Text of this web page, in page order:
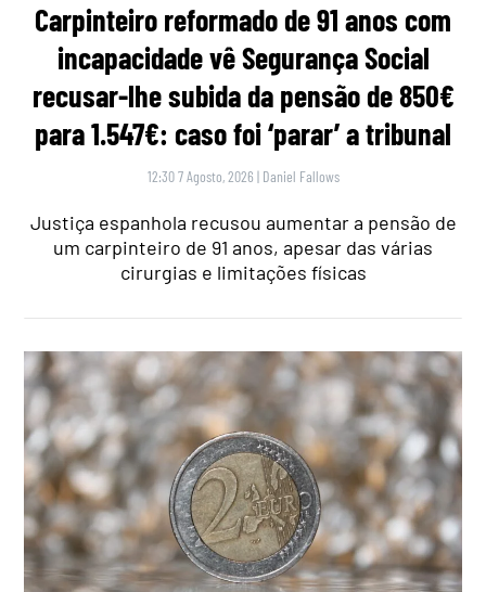
Carpinteiro reformado de 91 anos com
incapacidade vê Segurança Social
recusar-lhe subida da pensão de 850€
para 1.547€: caso foi ‘parar’ a tribunal
12:30 7 Agosto, 2026 | Daniel Fallows
Justiça espanhola recusou aumentar a pensão de
um carpinteiro de 91 anos, apesar das várias
cirurgias e limitações físicas